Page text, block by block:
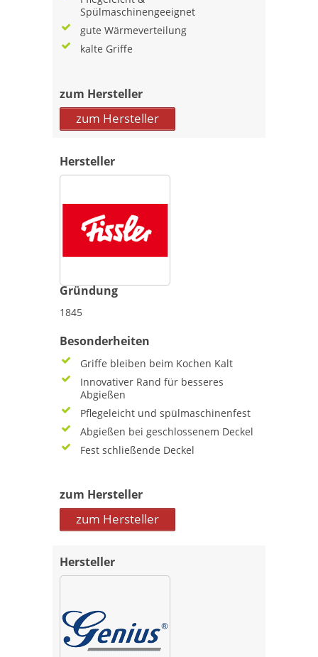
Spülmaschinengeeignet
gute Wärmeverteilung
kalte Griffe
zum Hersteller
zum Hersteller
Hersteller
Gründung
1845
Besonderheiten
Griffe bleiben beim Kochen Kalt
Innovativer Rand für besseres
Abgießen
Pflegeleicht und spülmaschinenfest
Abgießen bei geschlossenem Deckel
Fest schließende Deckel
zum Hersteller
zum Hersteller
Hersteller